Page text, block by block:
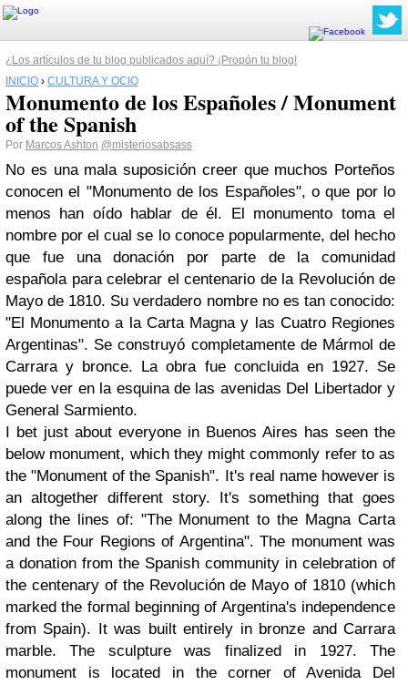
¿Los artículos de tu blog publicados aquí? ¡Propón tu blog!
INICIO › CULTURA Y OCIO
Monumento de los Españoles / Monument
of the Spanish
Por Marcos Ashton @misteriosabsass
No es una mala suposición creer que muchos Porteños
conocen el "Monumento de los Españoles", o que por lo
menos han oído hablar de él. El monumento toma el
nombre por el cual se lo conoce popularmente, del hecho
que fue una donación por parte de la comunidad
española para celebrar el centenario de la Revolución de
Mayo de 1810. Su verdadero nombre no es tan conocido:
"El Monumento a la Carta Magna y las Cuatro Regiones
Argentinas". Se construyó completamente de Mármol de
Carrara y bronce. La obra fue concluida en 1927. Se
puede ver en la esquina de las avenidas Del Libertador y
General Sarmiento.
I bet just about everyone in Buenos Aires has seen the
below monument, which they might commonly refer to as
the "Monument of the Spanish". It's real name however is
an altogether different story. It's something that goes
along the lines of: "The Monument to the Magna Carta
and the Four Regions of Argentina". The monument was
a donation from the Spanish community in celebration of
the centenary of the Revolución de Mayo of 1810 (which
marked the formal beginning of Argentina's independence
from Spain). It was built entirely in bronze and Carrara
marble. The sculpture was finalized in 1927. The
monument is located in the corner of Avenida Del